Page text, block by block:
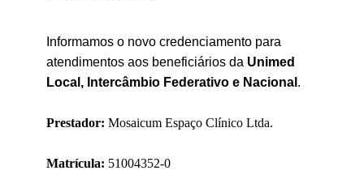
Informamos o novo credenciamento para
atendimentos aos beneficiários da Unimed
Local, Intercâmbio Federativo e Nacional .
Prestador: Mosaicum Espaço Clínico Ltda.
Matrícula: 51004352-0